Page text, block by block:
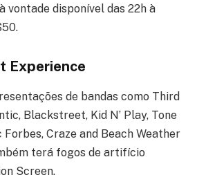
vontade disponível das 22h à
Experience
de bandas como Third
Blackstreet, Kid N’ Play, Tone
Forbes, Craze and Beach Weather
terá fogos de artifício
Screen.